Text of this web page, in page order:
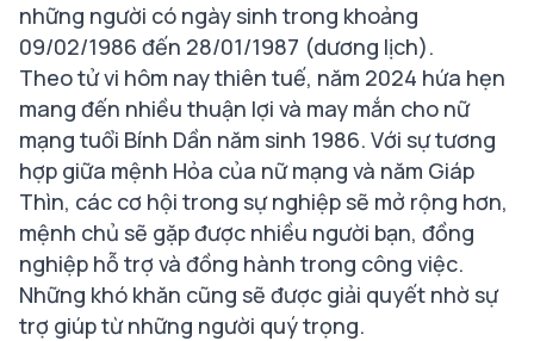
những người có ngày sinh trong khoảng
09/02/1986 đến 28/01/1987 (dương lịch).
Theo tử vi hôm nay thiên tuế, năm 2024 hứa hẹn
mang đến nhiều thuận lợi và may mắn cho nữ
mạng tuổi Bính Dần năm sinh 1986. Với sự tương
hợp giữa mệnh Hỏa của nữ mạng và năm Giáp
Thìn, các cơ hội trong sự nghiệp sẽ mở rộng hơn,
mệnh chủ sẽ gặp được nhiều người bạn, đồng
nghiệp hỗ trợ và đồng hành trong công việc.
Những khó khăn cũng sẽ được giải quyết nhờ sự
trợ giúp từ những người quý trọng.